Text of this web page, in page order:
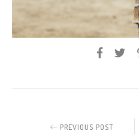
PREVIOUS POST